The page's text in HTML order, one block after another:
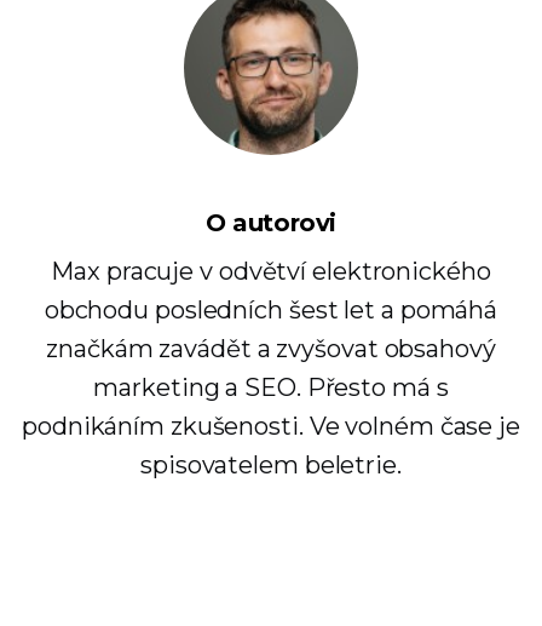
O autorovi
Max pracuje v odvětví elektronického
obchodu posledních šest let a pomáhá
značkám zavádět a zvyšovat obsahový
marketing a SEO. Přesto má s
podnikáním zkušenosti. Ve volném čase je
spisovatelem beletrie.